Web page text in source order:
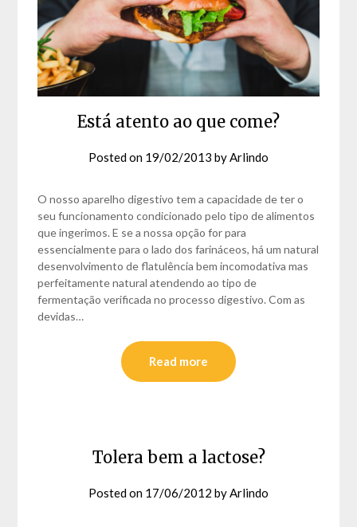
Está atento ao que come?
Posted on 19/02/2013 byArlindo
O nosso aparelho digestivo tem a capacidade de ter o
seu funcionamento condicionado pelo tipo de alimentos
que ingerimos. E se a nossa opção for para
essencialmente para o lado dos farináceos, há um natural
desenvolvimento de flatulência bem incomodativa mas
perfeitamente natural atendendo ao tipo de
fermentação verificada no processo digestivo. Com as
devidas…
Read more
Tolera bem a lactose?
Posted on 17/06/2012 byArlindo